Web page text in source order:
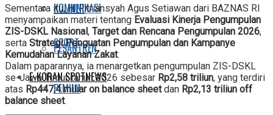
KULINER
SPORT
E-KORAN SPOTNEWS
KOMUNIKASI
PESANTREN
PEMILU
Sementara itu, H. Fitriansyah Agus Setiawan dari BAZNAS RI
menyampaikan materi tentang Evaluasi Kinerja Pengumpulan
ZIS-DSKL Nasional, Target dan Rencana Pengumpulan 2026,
serta Strategi Penguatan Pengumpulan dan Kampanye
Kemudahan Layanan Zakat.
Dalam paparannya, ia menargetkan pengumpulan ZIS-DSKL
se-Jawa Timur tahun 2026 sebesar Rp2,58 triliun, yang terdiri
atas Rp447,4 miliar on balance sheetdan Rp2,13 triliun off
balance sheet.